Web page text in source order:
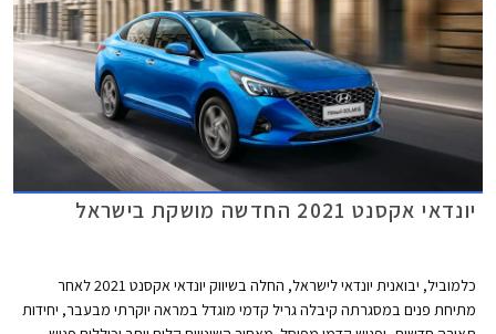
יונדאי אקסנט 2021 החדשה מושקת בישראל
כלמוביל, יבואנית יונדאי לישראל, החלה בשיווק יונדאי אקסנט 2021 לאחר
מתיחת פנים במסגרתה קיבלה גריל קדמי מוגדל במראה יוקרתי מבעבר, יחידות